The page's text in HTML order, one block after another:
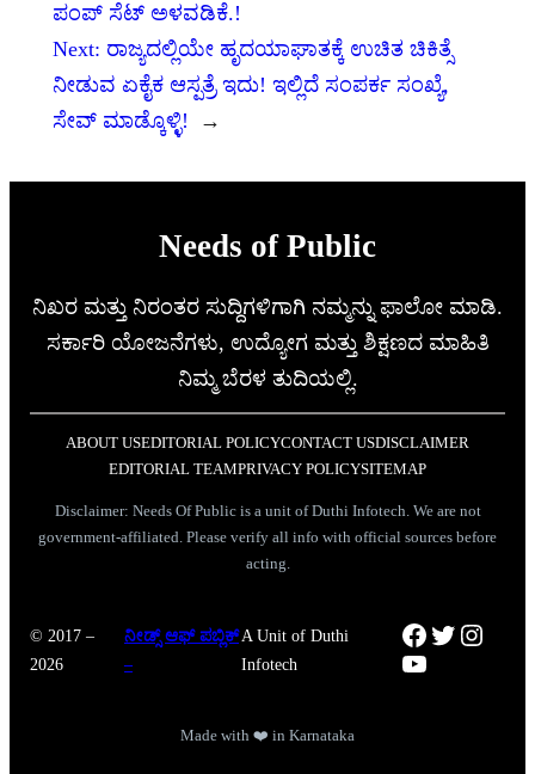
ಪಂಪ್ ಸೆಟ್ ಅಳವಡಿಕೆ.!
Next: ರಾಜ್ಯದಲ್ಲಿಯೇ ಹೃದಯಾಘಾತಕ್ಕೆ ಉಚಿತ ಚಿಕಿತ್ಸೆ
ನೀಡುವ ಏಕೈಕ ಆಸ್ಪತ್ರೆ ಇದು! ಇಲ್ಲಿದೆ ಸಂಪರ್ಕ ಸಂಖ್ಯೆ,
ಸೇವ್ ಮಾಡ್ಕೊಳ್ಳಿ!
→
Needs of Public
ನಿಖರ ಮತ್ತು ನಿರಂತರ ಸುದ್ದಿಗಳಿಗಾಗಿ ನಮ್ಮನ್ನು ಫಾಲೋ ಮಾಡಿ.
ಸರ್ಕಾರಿ ಯೋಜನೆಗಳು, ಉದ್ಯೋಗ ಮತ್ತು ಶಿಕ್ಷಣದ ಮಾಹಿತಿ
ನಿಮ್ಮ ಬೆರಳ ತುದಿಯಲ್ಲಿ.
ABOUT USEDITORIAL POLICYCONTACT USDISCLAIMER
EDITORIAL TEAMPRIVACY POLICYSITEMAP
Disclaimer: Needs Of Public is a unit of Duthi Infotech. We are not
government-affiliated. Please verify all info with official sources before
acting.
© 2017 –
2026
ನೀಡ್ಸ್ ಆಫ್ ಪಬ್ಲಿಕ್
–
A Unit of Duthi
Infotech
Facebook
Twitter
YouTube
Made with ❤️ in Karnataka